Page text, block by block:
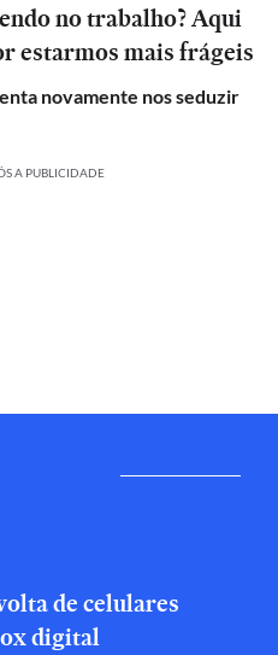
no trabalho? Aqui
estarmos mais frágeis
novamente nos seduzir
A PUBLICIDADE
de celulares
digital